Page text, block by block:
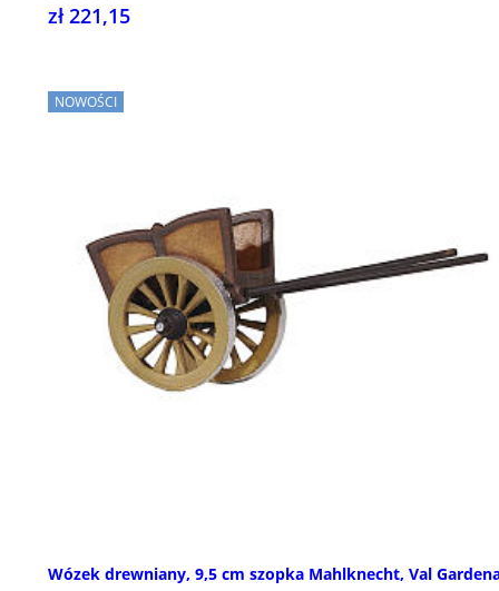
zł 221,15
NOWOŚCI
Wózek drewniany, 9,5 cm szopka Mahlknecht, Val